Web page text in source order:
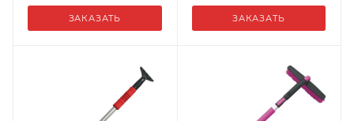
ЗАКАЗАТЬ ЗАКАЗАТЬ